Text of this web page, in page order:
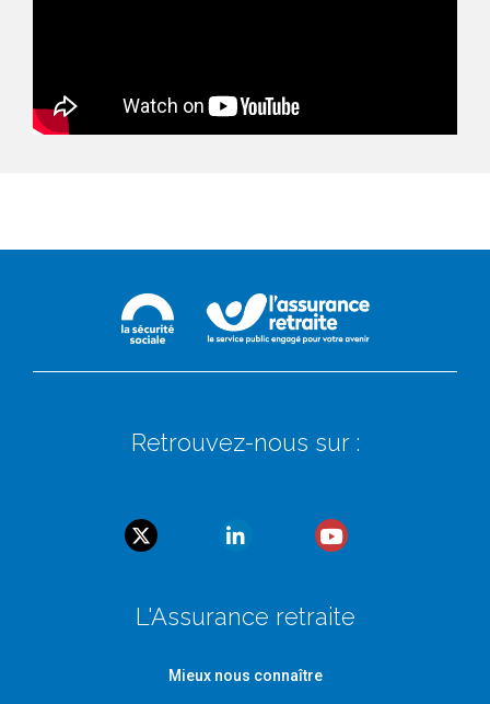
Retrouvez-nous sur :
L'Assurance retraite
Mieux nous connaître